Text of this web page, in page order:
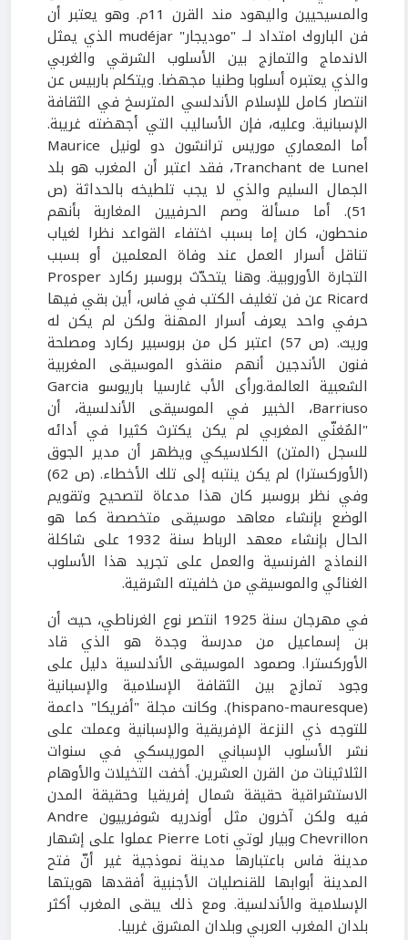
والمسيحيين واليهود مند القرن 11م. وهو يعتبر أن
فن الباروك امتداد لــ "موديجار" mudéjar الذي يمثل
الاندماج والتمازج بين الأسلوب الشرقي والغربي
والذي يعتبره أسلوبا وطنيا مجهضا. ويتكلم باربيس عن
انتصار كامل للإسلام الأندلسي المترسخ في الثقافة
الإسبانية. وعليه، فإن الأساليب التي أجهضته غريبة.
أما المعماري موريس ترانشون دو لونيل Maurice
Tranchant de Lunel، فقد اعتبر أن المغرب هو بلد
الجمال السليم والذي لا يجب تلطيخه بالحداثة (ص
51). أما مسألة وصم الحرفيين المغاربة بأنهم
منحطون، كان إما بسبب اختفاء القواعد نظرا لغياب
تناقل أسرار العمل عند وفاة المعلمين أو بسبب
التجارة الأوروبية. وهنا يتحدّث بروسبر ركارد Prosper
Ricard عن فن تغليف الكتب في فاس، أين بقي فيها
حرفي واحد يعرف أسرار المهنة ولكن لم يكن له
وريث. (ص 57) اعتبر كل من بروسبير ركارد ومصلحة
فنون الأندجين أنهم منقذو الموسيقى المغربية
الشعبية العالمة.ورأى الأب غارسيا باريوسو Garcia
Barriuso، الخبير في الموسيقى الأندلسية، أن
"المٌغنّي المغربي لم يكن يكترث كثيرا في أدائه
للسجل (المتن) الكلاسيكي ويظهر أن مدير الجوق
(الأوركسترا) لم يكن ينتبه إلى تلك الأخطاء. (ص 62)
وفي نظر بروسبر كان هذا مدعاة لتصحيح وتقويم
الوضع بإنشاء معاهد موسيقى متخصصة كما هو
الحال بإنشاء معهد الرباط سنة 1932 على شاكلة
النماذج الفرنسية والعمل على تجريد هذا الأسلوب
الغنائي والموسيقي من خلفيته الشرقية.
في مهرجان سنة 1925 انتصر نوع الغرناطي، حيث أن
بن إسماعيل من مدرسة وجدة هو الذي قاد
الأوركسترا. وصمود الموسيقى الأندلسية دليل على
وجود تمازج بين الثقافة الإسلامية والإسبانية
(hispano-mauresque). وكانت مجلة "أفريكا" داعمة
للتوجه ذي النزعة الإفريقية والإسبانية وعملت على
نشر الأسلوب الإسباني الموريسكي في سنوات
الثلاثينات من القرن العشرين. أخفت التخيلات والأوهام
الاستشراقية حقيقة شمال إفريقيا وحقيقة المدن
فيه ولكن آخرون مثل أوندريه شوفرييون Andre
Chevrillon وبيار لوتي Pierre Loti عملوا على إشهار
مدينة فاس باعتبارها مدينة نموذجية غير أنّ فتح
المدينة أبوابها للقنصليات الأجنبية أفقدها هويتها
الإسلامية والأندلسية. ومع ذلك يبقى المغرب أكثر
بلدان المغرب العربي وبلدان المشرق غربيا.